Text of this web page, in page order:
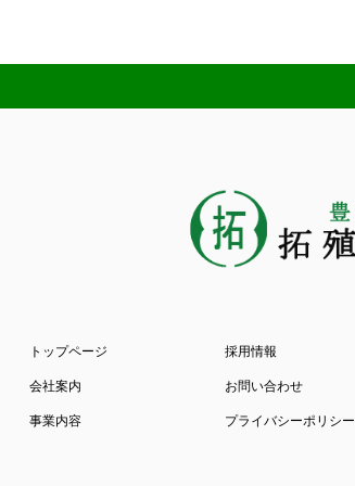
トップページ
会社案内
事業内容
採用情報
お問い合わせ
プライバシーポリシー